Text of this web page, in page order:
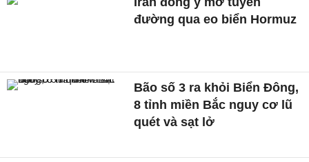
đường qua eo biển Hormuz
Bão số 3 ra khỏi Biển Đông,
8 tỉnh miền Bắc nguy cơ lũ
quét và sạt lở